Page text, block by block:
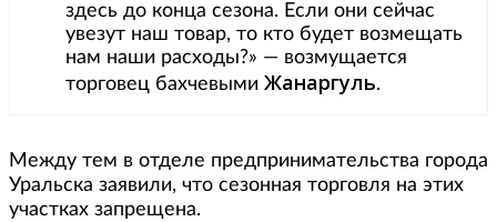
здесь до конца сезона. Если они сейчас
увезут наш товар, то кто будет возмещать
нам наши расходы?» — возмущается
торговец бахчевыми Жанаргуль.
Между тем в отделе предпринимательства города
Уральска заявили, что сезонная торговля на этих
участках запрещена.